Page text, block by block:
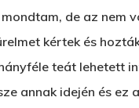
de az nem
kértek és
teát lehetett
annak idején és